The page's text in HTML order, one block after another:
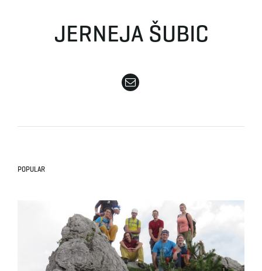
n
JERNEJA ŠUBIC
POPULAR